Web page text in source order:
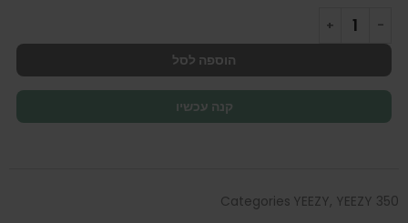
הוספה לסל
קנה עכשיו
Categories YEEZY, YEEZY 350